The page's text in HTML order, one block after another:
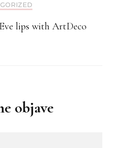
lips with ArtDeco
objave